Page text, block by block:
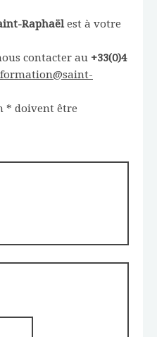
Raphaëlest à votre
contacter au +33(0)4
* doivent être